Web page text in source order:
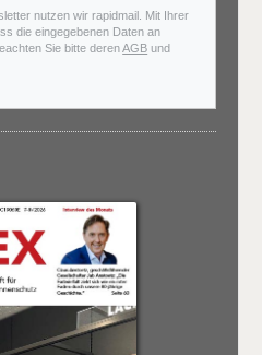
nutzen wir rapidmail. Mit Ihrer
die eingegebenen Daten an
Sie bitte derenAGB und